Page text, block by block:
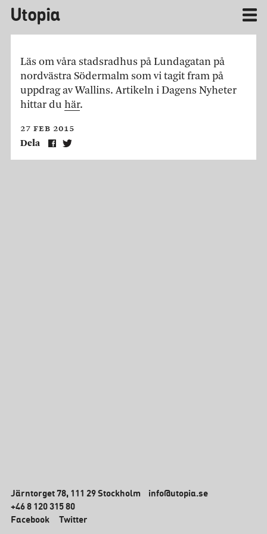
Utopia
Läs om våra stadsradhus på Lundagatan på
nordvästra Södermalm som vi tagit fram på
uppdrag av Wallins. Artikeln i Dagens Nyheter
hittar du här.
27 feb 2015
Dela
Järntorget 78, 111 29 Stockholm
info@utopia.se
+46 8 120 315 80
Facebook
Twitter